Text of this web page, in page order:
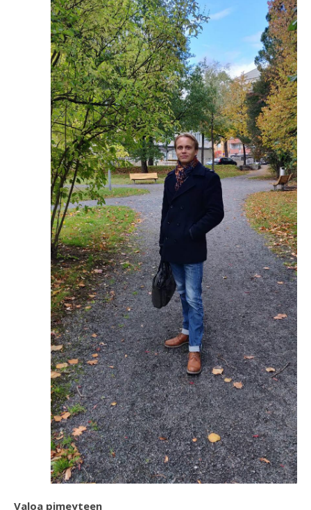
Valoa pimeyteen